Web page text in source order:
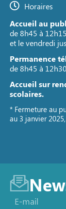
Horaires
Accueil au
de 8h45 à
et le vendredi
Permanence
de 8h45 à
Accueil sur
scolaires.
* Fermeture au
au 3 janvier